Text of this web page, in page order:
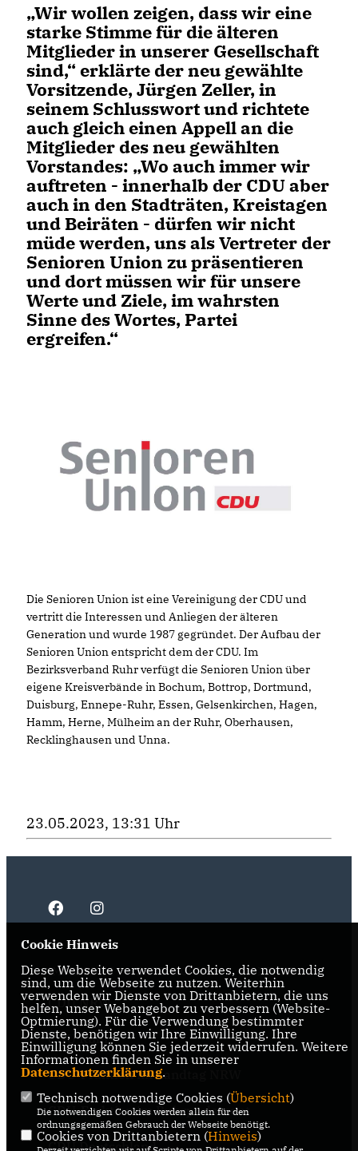
Wir wollen zeigen, dass wir eine
starke Stimme für die älteren
Mitglieder in unserer Gesellschaft
sind,“ erklärte der neu gewählte
Vorsitzende, Jürgen Zeller, in
seinem Schlusswort und richtete
auch gleich einen Appell an die
Mitglieder des neu gewählten
Vorstandes: „Wo auch immer wir
auftreten - innerhalb der CDU aber
auch in den Stadträten, Kreistagen
und Beiräten - dürfen wir nicht
müde werden, uns als Vertreter der
Senioren Union zu präsentieren
und dort müssen wir für unsere
Werte und Ziele, im wahrsten
Sinne des Wortes, Partei
ergreifen.“
Die Senioren Union ist eine Vereinigung der CDU und
vertritt die Interessen und Anliegen der älteren
Generation und wurde 1987 gegründet. Der Aufbau der
Senioren Union entspricht dem der CDU. Im
Bezirksverband Ruhr verfügt die Senioren Union über
eigene Kreisverbände in Bochum, Bottrop, Dortmund,
Duisburg, Ennepe-Ruhr, Essen, Gelsenkirchen, Hagen,
Hamm, Herne, Mülheim an der Ruhr, Oberhausen,
Recklinghausen und Unna.
23.05.2023, 13:31 Uhr
IMPRESSUM DATENSCHUTZ KONTAKT
CDU NRW
CDU Ruhr
CDU-Fraktion im Landtag NRW
CDU-Fraktion im Ruhrparlament
CDU Deutschland
Cookie Hinweis
Diese Webseite verwendet Cookies, die notwendig
sind, um die Webseite zu nutzen. Weiterhin
verwenden wir Dienste von Drittanbietern, die uns
helfen, unser Webangebot zu verbessern (Website-
Optmierung). Für die Verwendung bestimmter
Dienste, benötigen wir Ihre Einwilligung. Ihre
Einwilligung können Sie jederzeit widerrufen. Weitere
Informationen finden Sie in unserer
Datenschutzerklärung.
Technisch notwendige Cookies (Übersicht)
Die notwendigen Cookies werden allein für den
ordnungsgemäßen Gebrauch der Webseite benötigt.
Cookies von Drittanbietern (Hinweis)